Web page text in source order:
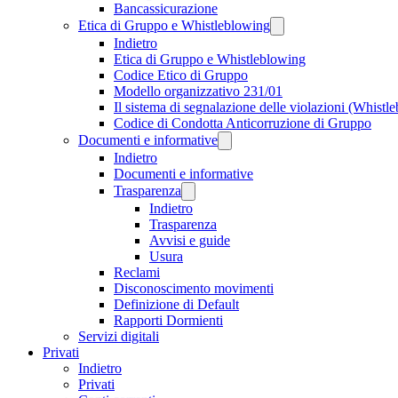
Bancassicurazione
Etica di Gruppo e Whistleblowing
Indietro
Etica di Gruppo e Whistleblowing
Codice Etico di Gruppo
Modello organizzativo 231/01
Il sistema di segnalazione delle violazioni
Codice di Condotta Anticorruzione di Gruppo
Documenti e informative
Indietro
Documenti e informative
Trasparenza
Indietro
Trasparenza
Avvisi e guide
Usura
Reclami
Disconoscimento movimenti
Definizione di Default
Rapporti Dormienti
Servizi digitali
Privati
Indietro
Privati